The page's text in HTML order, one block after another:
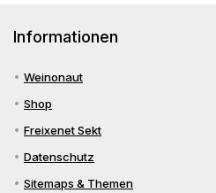
Informationen
Weinonaut
Shop
Freixenet Sekt
Datenschutz
Sitemaps & Themen